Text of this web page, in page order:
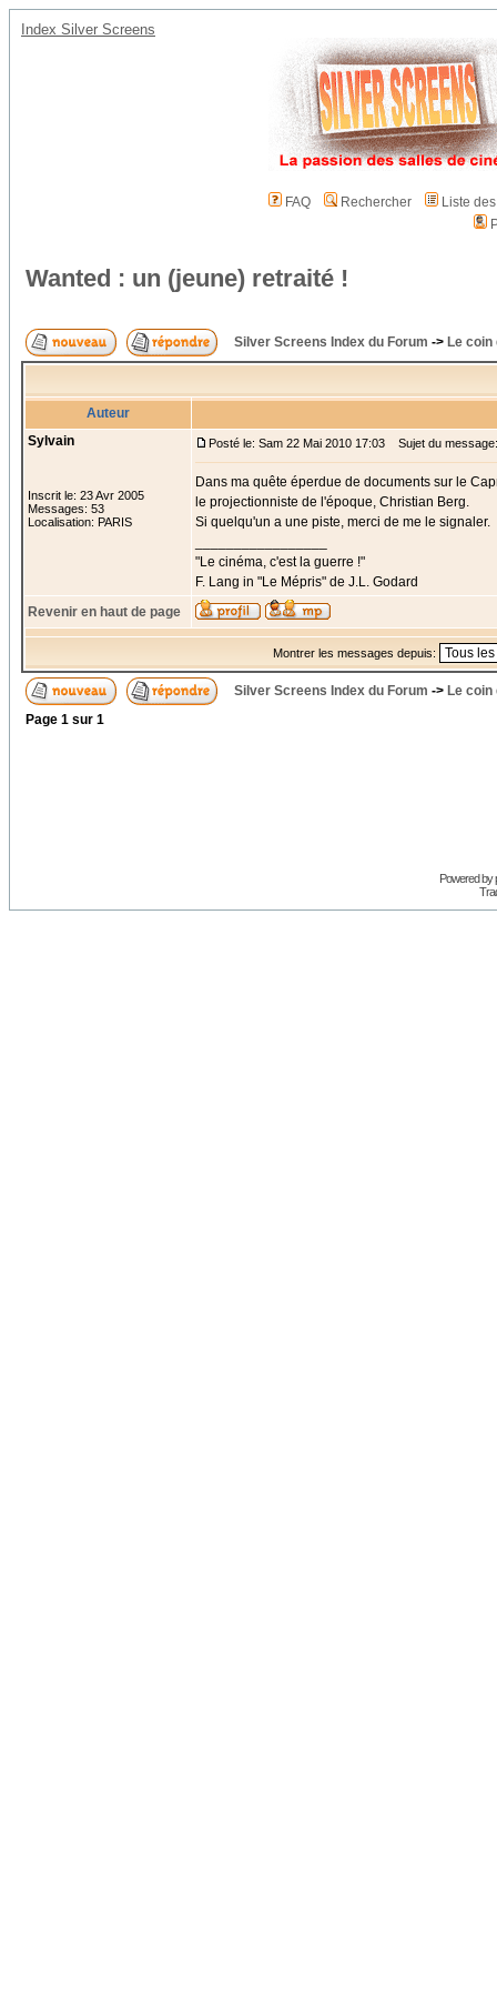
Index Silver Screens
FAQ Rechercher
Liste
Wanted : un (jeune) retraité !
Silver Screens Index du Forum -> Le
Auteur
Sylvain
Inscrit le: 23 Avr 2005
Messages: 53
Localisation: PARIS
Posté le: Sam 22 Mai 2010 17:03 Sujet du
Dans ma quête éperdue de documents sur le
le projectionniste de l'époque, Christian Berg.
Si quelqu'un a une piste, merci de me le signaler.
"Le cinéma, c'est la guerre !"
F. Lang in "Le Mépris" de J.L. Godard
Revenir en haut de page
Montrer les messages depuis:
Silver Screens Index du Forum -> Le
Page 1 sur 1
Powered by